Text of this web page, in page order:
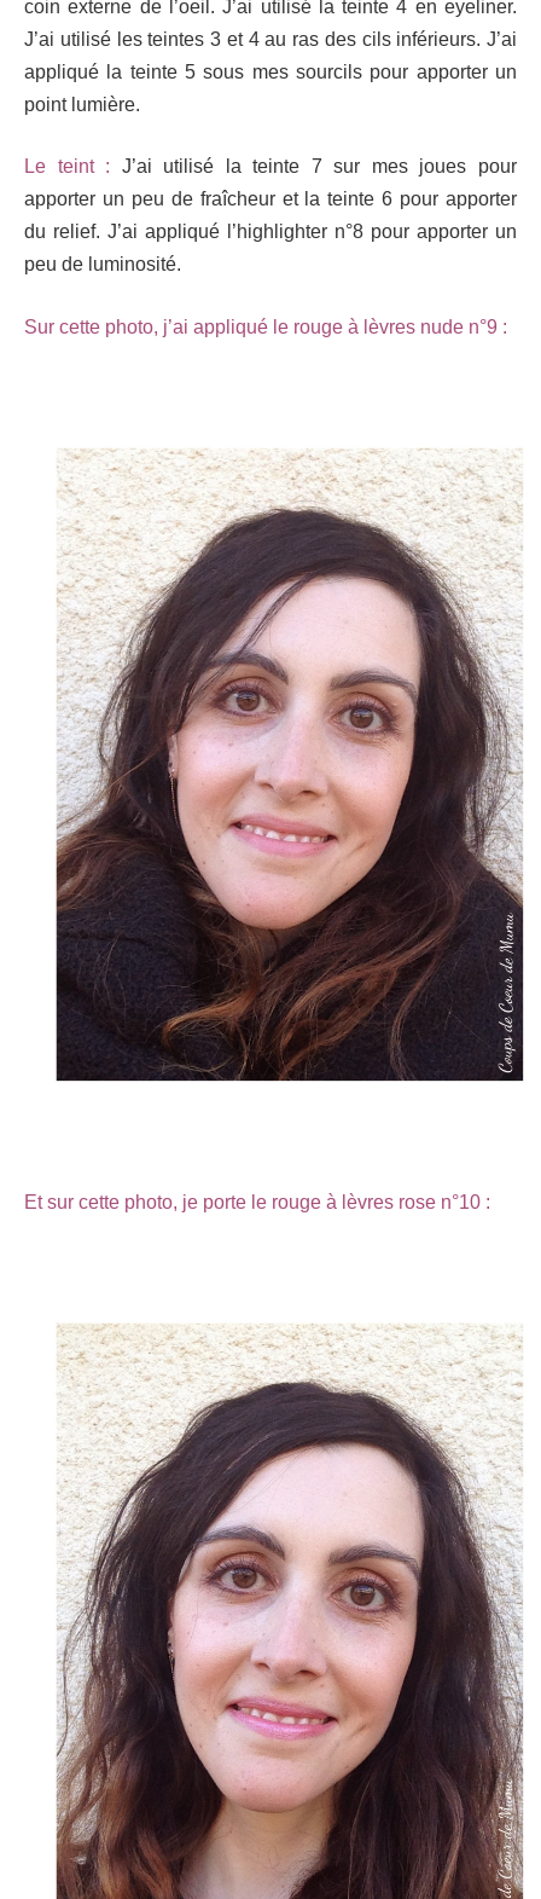
coin externe de l’oeil. J’ai utilisé la teinte 4 en eyeliner.
J’ai utilisé les teintes 3 et 4 au ras des cils inférieurs. J’ai
appliqué la teinte 5 sous mes sourcils pour apporter un
point lumière.
Le teint : J’ai utilisé la teinte 7 sur mes joues pour
apporter un peu de fraîcheur et la teinte 6 pour apporter
du relief. J’ai appliqué l’highlighter n°8 pour apporter un
peu de luminosité.
Sur cette photo, j’ai appliqué le rouge à lèvres nude n°9 :
Et sur cette photo, je porte le rouge à lèvres rose n°10 :